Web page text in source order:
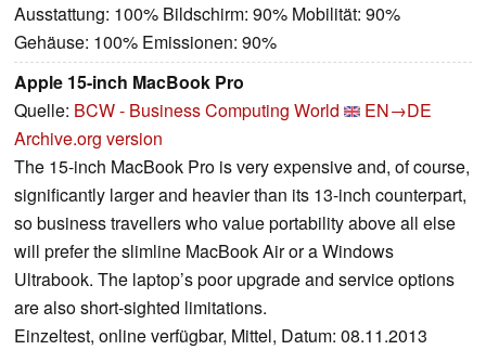
Ausstattung: 100% Bildschirm: 90% Mobilität: 90%
Gehäuse: 100% Emissionen: 90%
Apple 15-inch MacBook Pro
Quelle: BCW - Business Computing World
EN→DE
Archive.org version
The 15-inch MacBook Pro is very expensive and, of course,
significantly larger and heavier than its 13-inch counterpart,
so business travellers who value portability above all else
will prefer the slimline MacBook Air or a Windows
Ultrabook. The laptop’s poor upgrade and service options
are also short-sighted limitations.
Einzeltest, online verfügbar, Mittel, Datum: 08.11.2013